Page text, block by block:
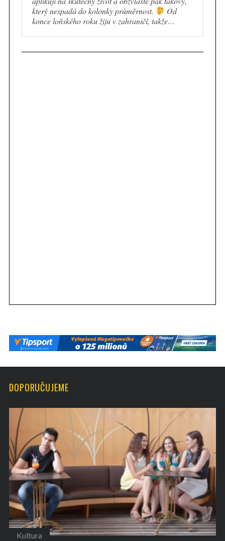
který nespadá do kolonky průměrnost.
Od
konce loňského roku žiju v zahraničí, takže…
DOPORUČUJEME
Kultura